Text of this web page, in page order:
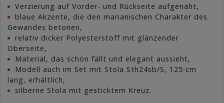
Verzierung auf Vorder- und Rückseite aufgenäht,
blaue Akzente, die den marianischen Charakter des
Gewandes betonen,
relativ dicker Polyesterstoff mit glänzender
Oberseite,
Material, das schön fällt und elegant aussieht,
Modell auch im Set mit Stola Sth24sb/S, 125 cm
lang, erhältlich,
silberne Stola mit gesticktem Kreuz.